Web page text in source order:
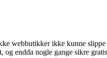
webbutikker ikke kunne
endda nogle gange sikre